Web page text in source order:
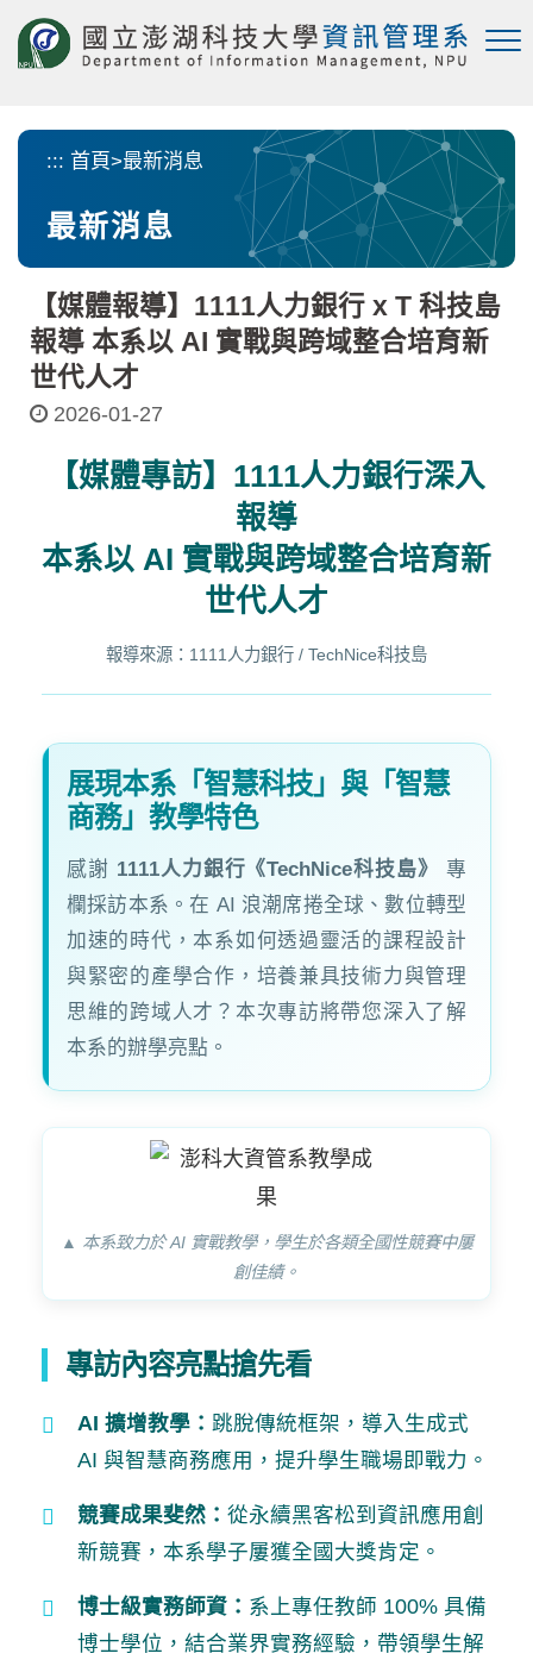
::: 首頁>最新消息
最新消息
【媒體報導】1111人力銀行 x T 科技島
報導 本系以 AI 實戰與跨域整合培育新
世代人才
2026-01-27
【媒體專訪】1111人力銀行深入
報導
本系以 AI 實戰與跨域整合培育新
世代人才
報導來源：1111人力銀行 / TechNice科技島
展現本系「智慧科技」與「智慧
商務」教學特色
感謝 1111人力銀行《TechNice科技島》
專
欄採訪本系。在 AI 浪潮席捲全球、數位轉型
加速的時代，本系如何透過靈活的課程設計
與緊密的產學合作，培養兼具技術力與管理
思維的跨域人才？本次專訪將帶您深入了解
本系的辦學亮點。
▲ 本系致力於 AI 實戰教學，學生於各類全國性競賽中屢
創佳績。
專訪內容亮點搶先看
AI 擴增教學： 跳脫傳統框架，導入生成式
AI 與智慧商務應用，提升學生職場即戰力。
競賽成果斐然： 從永續黑客松到資訊應用創
新競賽，本系學子屢獲全國大獎肯定。
博士級實務師資： 系上專任教師 100% 具備
博士學位，結合業界實務經驗，帶領學生解